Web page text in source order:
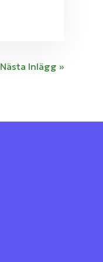
Nästa Inlägg »